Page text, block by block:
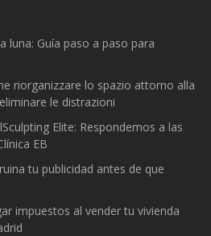
luna: Guía paso a paso para
riorganizzare lo spazio attorno alla
le distrazioni
Elite: Respondemos a las
EB
tu publicidad antes de que
impuestos al vender tu vivienda